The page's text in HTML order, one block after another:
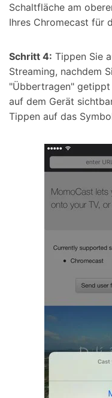
Schaltfläche am
Ihres Chromecast für
Schritt 4: Tippen Sie
Streaming, nachdem
"Übbertragen" getippt
auf dem Gerät
Tippen auf das